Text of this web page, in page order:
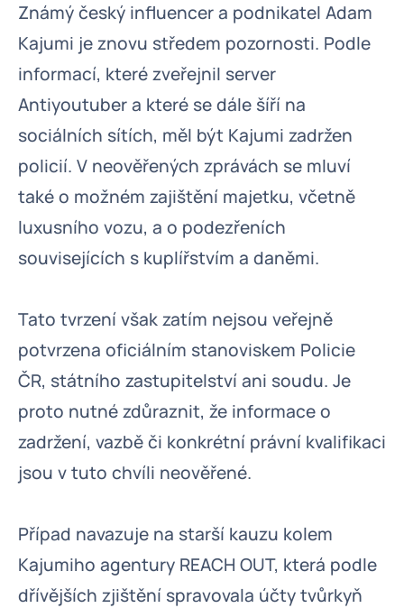
Známý český influencer a podnikatel Adam
Kajumi je znovu středem pozornosti. Podle
informací, které zveřejnil server
Antiyoutuber a které se dále šíří na
sociálních sítích, měl být Kajumi zadržen
policií. V neověřených zprávách se mluví
také o možném zajištění majetku, včetně
luxusního vozu, a o podezřeních
souvisejících s kuplířstvím a daněmi.
Tato tvrzení však zatím nejsou veřejně
potvrzena oficiálním stanoviskem Policie
ČR, státního zastupitelství ani soudu. Je
proto nutné zdůraznit, že informace o
zadržení, vazbě či konkrétní právní kvalifikaci
jsou v tuto chvíli neověřené.
Případ navazuje na starší kauzu kolem
Kajumiho agentury REACH OUT, která podle
dřívějších zjištění spravovala účty tvůrkyň